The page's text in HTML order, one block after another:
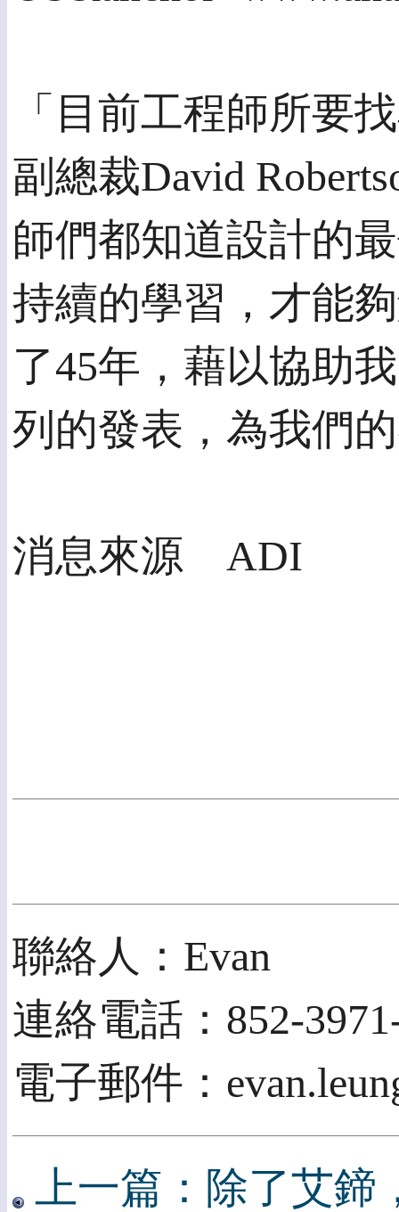
「目前工程師所要
副總裁David
師們都知道設計的
持續的學習，才能
了45年，藉以協助
列的發表，為我們
消息來源 ADI
聯絡人：Evan
連絡電話：852-
電子郵件：
上一篇：除了艾